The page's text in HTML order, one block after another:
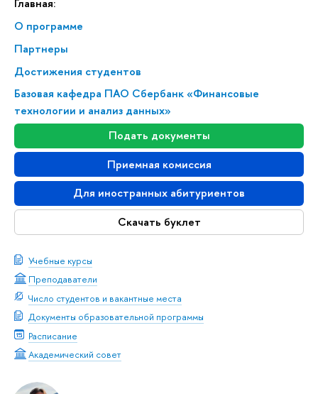
Главная:
О программе
Партнеры
Достижения студентов
Базовая кафедра ПАО Сбербанк «Финансовые
технологии и анализ данных»
Подать документы
Приемная комиссия
Для иностранных абитуриентов
Скачать буклет
Учебные курсы
Преподаватели
Число студентов и вакантные места
Документы образовательной программы
Расписание
Академический совет